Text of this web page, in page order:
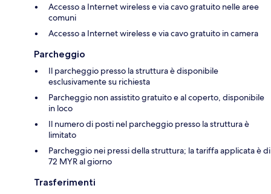
Accesso a Internet wireless e via cavo gratuito nelle aree
comuni
Accesso a Internet wireless e via cavo gratuito in camera
Parcheggio
Il parcheggio presso la struttura è disponibile
esclusivamente su richiesta
Parcheggio non assistito gratuito e al coperto, disponibile
in loco
Il numero di posti nel parcheggio presso la struttura è
limitato
Parcheggio nei pressi della struttura; la tariffa applicata è di
72 MYR al giorno
Trasferimenti